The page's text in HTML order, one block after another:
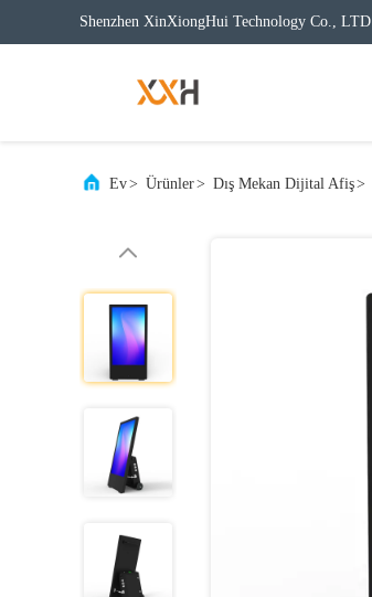
Shenzhen XinXiongHui Technology Co., LTD
Ev> Ürünler> Dış Mekan Dijital Afiş>